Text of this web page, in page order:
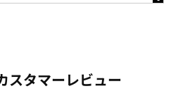
スタマーレビュー